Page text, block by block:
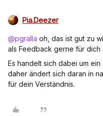
Pia.Deezer
@pgralla oh, das ist gut zu
als Feedback gerne für dich
Es handelt sich dabei um
daher ändert sich daran in
für dein Verständnis.